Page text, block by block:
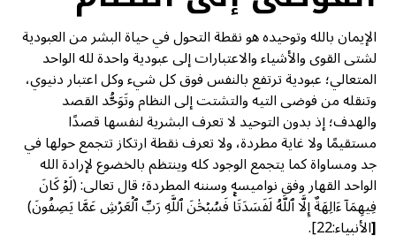
الإيمان بالله وتوحيده هو نقطة التحول في حياة البشر من العبودية
لشتى القوى والأشياء والاعتبارات إلى عبودية واحدة لله الواحد
المتعالي؛ عبودية ترتفع بالنفس فوق كل شيء وكل اعتبار دنيوي،
وتنقله من فوضى التيه والتشتت إلى النظام وتَوَحُّد القصد
والهدف؛ إذ بدون التوحيد لا تعرف البشرية لنفسها قصدًا
مستقيمًا ولا غاية مطردة، ولا تعرف نقطة ارتكاز تتجمع حولها في
جد ومساواة كما يتجمع الوجود كله وينتظم بالخضوع لإرادة الله
الواحد القهار وفق نواميسه وسننه المطردة؛ قال تعالى: (لَوۡ كَانَ
فِيهِمَآ ءَالِهَةٌ إِلَّا ٱللَّهُ لَفَسَدَتَاۚ فَسُبۡحَٰنَ ٱللَّهِ رَبِّ ٱلۡعَرۡشِ عَمَّا يَصِفُونَ)
[الأنبياء:22].